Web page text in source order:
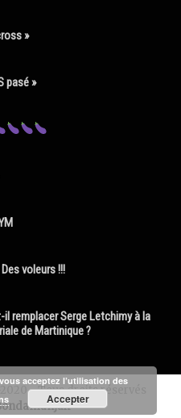
»
pasé »
voleurs !!!
remplacer Serge Letchimy à la
de Martinique ?
2020 - Tous droits réservés
acceptez l’utilisation des
Accepter